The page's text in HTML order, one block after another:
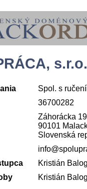
s.r.o.
Spol. s
36700282
Záhorácka
90101
Slovenská
Kristián Balog
Kristián Balog